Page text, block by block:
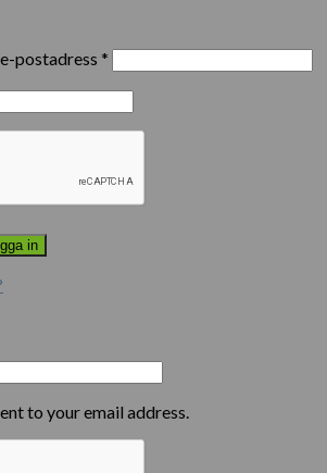
postadress *
in
to your email address.